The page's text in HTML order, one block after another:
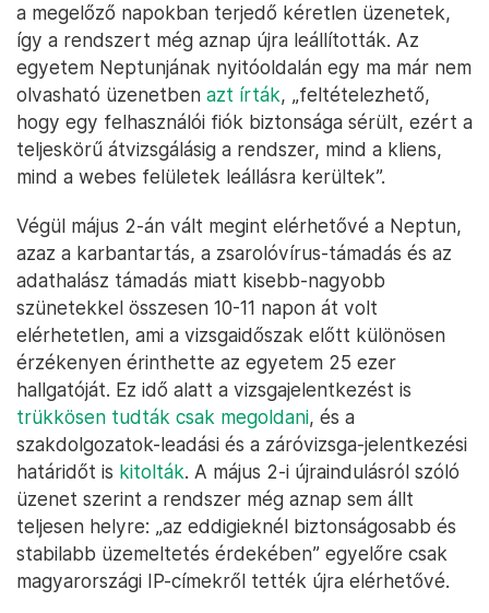
a megelőző napokban terjedő kéretlen üzenetek,
így a rendszert még aznap újra leállították. Az
egyetem Neptunjának nyitóoldalán egy ma már nem
olvasható üzenetben azt írták, „feltételezhető,
hogy egy felhasználói fiók biztonsága sérült, ezért a
teljeskörű átvizsgálásig a rendszer, mind a kliens,
mind a webes felületek leállásra kerültek”.
Végül május 2-án vált megint elérhetővé a Neptun,
azaz a karbantartás, a zsarolóvírus-támadás és az
adathalász támadás miatt kisebb-nagyobb
szünetekkel összesen 10-11 napon át volt
elérhetetlen, ami a vizsgaidőszak előtt különösen
érzékenyen érinthette az egyetem 25 ezer
hallgatóját. Ez idő alatt a vizsgajelentkezést is
trükkösen tudták csak megoldani, és a
szakdolgozatok-leadási és a záróvizsga-jelentkezési
határidőt is kitolták. A május 2-i újraindulásról szóló
üzenet szerint a rendszer még aznap sem állt
teljesen helyre: „az eddigieknél biztonságosabb és
stabilabb üzemeltetés érdekében” egyelőre csak
magyarországi IP-címekről tették újra elérhetővé.